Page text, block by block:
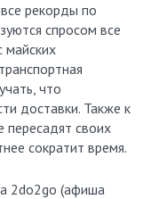
рекорды по
спросом все
майских
что
доставки. Также к
своих
сократит время.
2do2go (афиша